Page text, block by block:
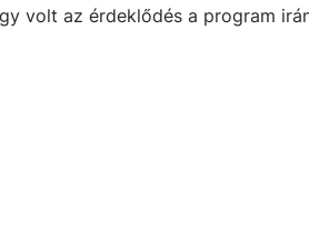
volt az érdeklődés a program